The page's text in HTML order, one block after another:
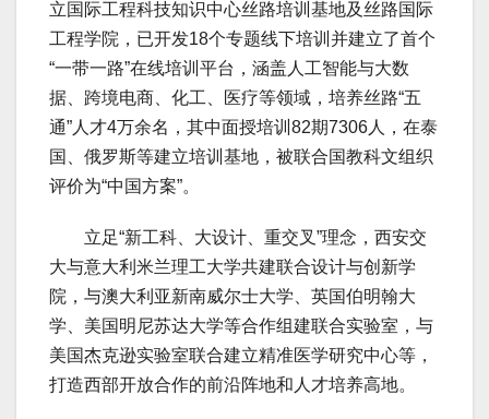
立国际工程科技知识中心丝路培训基地及丝路国际
工程学院，已开发18个专题线下培训并建立了首个
“一带一路”在线培训平台，涵盖人工智能与大数
据、跨境电商、化工、医疗等领域，培养丝路“五
通”人才4万余名，其中面授培训82期7306人，在泰
国、俄罗斯等建立培训基地，被联合国教科文组织
评价为“中国方案”。
立足“新工科、大设计、重交叉”理念，西安交
大与意大利米兰理工大学共建联合设计与创新学
院，与澳大利亚新南威尔士大学、英国伯明翰大
学、美国明尼苏达大学等合作组建联合实验室，与
美国杰克逊实验室联合建立精准医学研究中心等，
打造西部开放合作的前沿阵地和人才培养高地。